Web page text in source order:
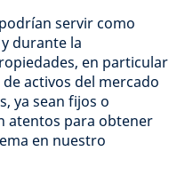
servir como
durante la
en particular
activos del mercado
ya sean fijos o
atentos para obtener
en nuestro